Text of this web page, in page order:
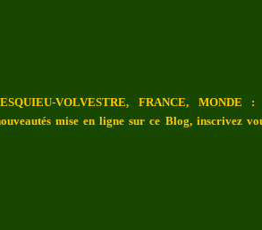
VOLVESTRE, FRANCE, MONDE
mise en ligne sur ce Blog, inscrivez